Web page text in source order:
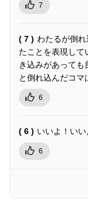
7
( 7 ) わたるが倒
たことを表現して
き込みがあって
と倒れ込んだコマ
6
( 6 ) いいよ！いい
6